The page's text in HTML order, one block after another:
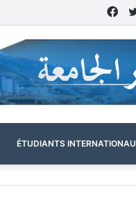
ÉTUDIANTS